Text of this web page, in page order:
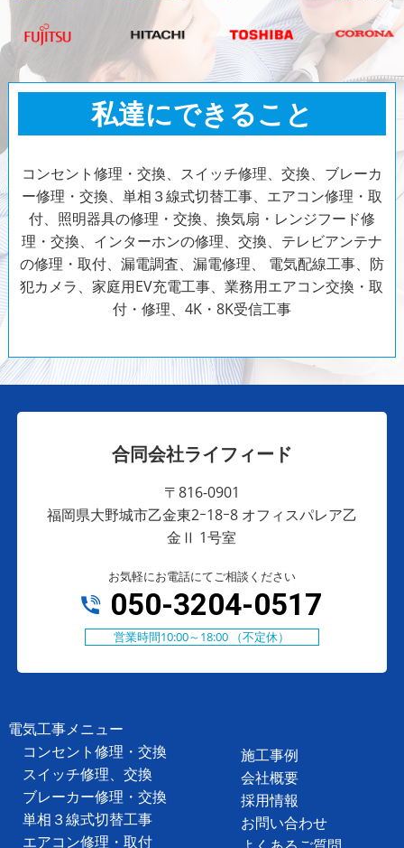
私達にできること
コンセント修理・交換、スイッチ修理、交換、ブレーカ
ー修理・交換、単相３線式切替工事、エアコン修理・取
付、照明器具の修理・交換、換気扇・レンジフード修
理・交換、インターホンの修理、交換、テレビアンテナ
の修理・取付、漏電調査、漏電修理、 電気配線工事、防
犯カメラ、家庭用EV充電工事、業務用エアコン交換・取
付・修理、4K・8K受信工事
合同会社ライフィード
〒816-0901
福岡県大野城市乙金東2ｰ18ｰ8 オフィスパレア乙
金Ⅱ 1号室
お気軽にお電話にてご相談ください
050-3204-0517
営業時間10:00～18:00 （不定休）
電気工事メニュー
コンセント修理・交換
スイッチ修理、交換
ブレーカー修理・交換
単相３線式切替工事
エアコン修理・取付
施工事例
会社概要
採用情報
お問い合わせ